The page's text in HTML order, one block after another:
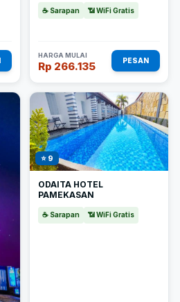
☕ Sarapan 📶 WiFi Gratis
HARGA MULAI
Rp 266.135 PESAN
⭐ 9
ODAITA HOTEL
PAMEKASAN
☕ Sarapan 📶 WiFi Gratis